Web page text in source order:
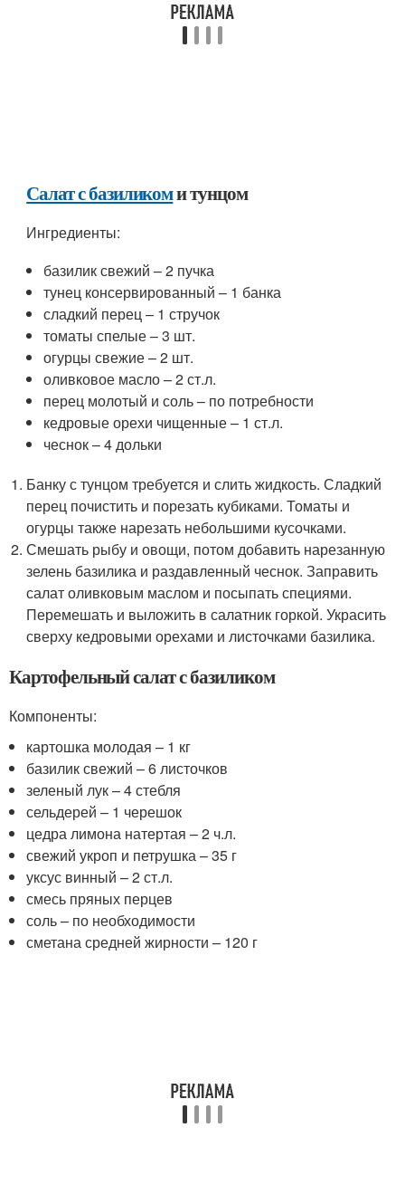
Салат с базиликоми тунцом
Ингредиенты:
базилик свежий – 2 пучка
тунец консервированный – 1 банка
сладкий перец – 1 стручок
томаты спелые – 3 шт.
огурцы свежие – 2 шт.
оливковое масло – 2 ст.л.
перец молотый и соль – по потребности
кедровые орехи чищенные – 1 ст.л.
чеснок – 4 дольки
Банку с тунцом требуется и слить жидкость. Сладкий
перец почистить и порезать кубиками. Томаты и
огурцы также нарезать небольшими кусочками.
Смешать рыбу и овощи, потом добавить нарезанную
зелень базилика и раздавленный чеснок. Заправить
салат оливковым маслом и посыпать специями.
Перемешать и выложить в салатник горкой. Украсить
сверху кедровыми орехами и листочками базилика.
Картофельный салат с базиликом
Компоненты:
картошка молодая – 1 кг
базилик свежий – 6 листочков
зеленый лук – 4 стебля
сельдерей – 1 черешок
цедра лимона натертая – 2 ч.л.
свежий укроп и петрушка – 35 г
уксус винный – 2 ст.л.
смесь пряных перцев
соль – по необходимости
сметана средней жирности – 120 г